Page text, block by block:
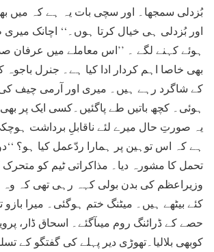
بُزدلی سمجھا۔ اور سچی بات یہ ہے کہ میں
اور بُزدلی ہی خیال کرتا ہوں۔‘‘ اچانک
ہوئے کہنے لگے ۔ ’’اس معاملے میں عرفان
بھی خاصا اہم کردار ادا کیا ہے۔ جنرل
کے شاگرد رہے ہیں۔ میری اور آرمی چیف
ہوئی۔ کچھ باتیں طے پاگئیں۔کسی ایک پر
یہ صورتِ حال میرے لئے ناقابلِ برداشت
ہے کہ اس توہین پر ہمارا ردّعمل کیا ہو؟
تحمل کا مشورہ دیا۔ مذاکراتی ٹیم کو متحرک
وزیراعظم کی بدن بولی کہہ رہی تھی کہ وہ
کئے بیٹھے ہیں۔ میٹنگ ختم ہوگئی۔ میرا
حصے کے ڈرائنگ روم میںآگئے۔ اسحاق ڈار،
کوبھی بلالیا۔تھوڑی دیر پہلے کی گفتگو کے